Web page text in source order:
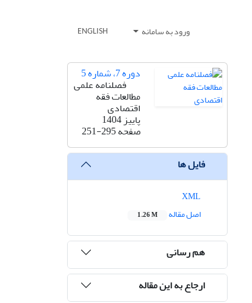
ورود به سامانه ENGLISH
دوره 7، شماره 5
فصلنامه علمی
مطالعات فقه
اقتصادی
پاییز 1404
صفحه251-295
فایل ها
اصل مقاله
1.26 M
هم رسانی
ارجاع به این مقاله